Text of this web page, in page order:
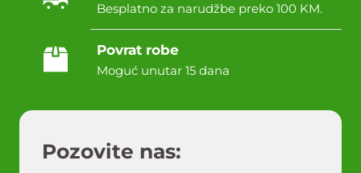
Besplatno za narudžbe preko 100 KM.
Povrat robe
Moguć unutar 15 dana
Pozovite nas: